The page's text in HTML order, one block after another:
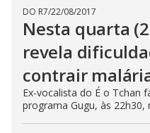
DO R7/22/08/2017
Nesta quarta
revela
contrair
Ex-vocalista do É o Tchan
programa Gugu, às 22h30,